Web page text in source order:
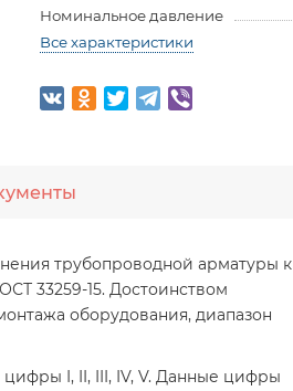
Номинальное давление
Все характеристики
трубопроводной арматуры к
33259-15. Достоинством
оборудования, диапазон
I, II, III, IV, V. Данные цифры